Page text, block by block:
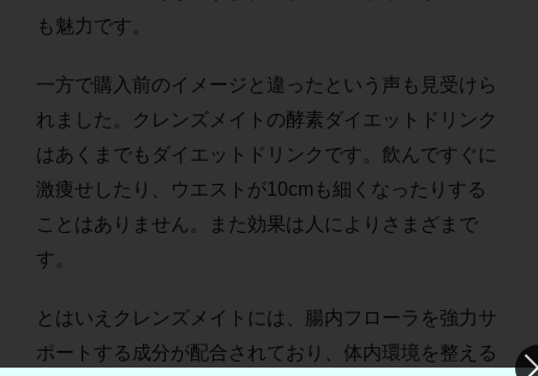
も魅力です。
一方で購入前のイメージと違ったという声も見受けら
れました。クレンズメイトの酵素ダイエットドリンク
はあくまでもダイエットドリンクです。飲んですぐに
激痩せしたり、ウエストが10cmも細くなったりする
ことはありません。また効果は人によりさまざまで
す。
とはいえクレンズメイトには、腸内フローラを強力サ
ポートする成分が配合されており、体内環境を整える